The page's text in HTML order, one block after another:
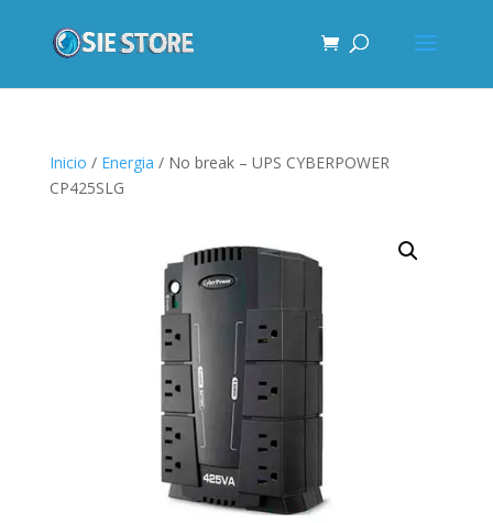
Inicio / Energia / No break – UPS CYBERPOWER
CP425SLG